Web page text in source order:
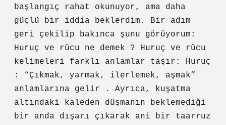
başlangıç rahat okunuyor, ama daha
güçlü bir iddia beklerdim. Bir adım
geri çekilip bakınca şunu görüyorum:
Huruç ve rücu ne demek ? Huruç ve rücu
kelimeleri farklı anlamlar taşır: Huruç
: “Çıkmak, yarmak, ilerlemek, aşmak”
anlamlarına gelir . Ayrıca, kuşatma
altındaki kaleden düşmanın beklemediği
bir anda dışarı çıkarak ani bir taarruz